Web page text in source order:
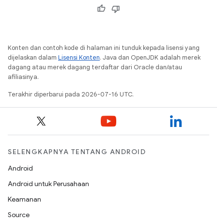
Konten dan contoh kode di halaman ini tunduk kepada lisensi yang
dijelaskan dalam Lisensi Konten. Java dan OpenJDK adalah merek
dagang atau merek dagang terdaftar dari Oracle dan/atau
afiliasinya.
Terakhir diperbarui pada 2026-07-16 UTC.
SELENGKAPNYA TENTANG ANDROID
Android
Android untuk Perusahaan
Keamanan
Source